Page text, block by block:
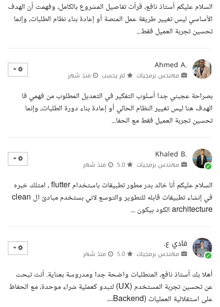
السلام عليكم أستاذ نافع، قرأت تفاصيل المشروع بالكامل، وفهمت أن الهدف
الأساسي ليس تغيير طريقة عمل المنصة أو إعادة بناء نظام الطلبات، وإنما
تحسين تجربة العميل فقط...
Ahmed A.
مهندس برمجيات لم يحسب منذ شهر
بصراحة عجبني جدا أسلوب التفكير في التعديل المطلوب من فهمي فا
الهدف هنا ليس تغيير النظام الحالي أو إعادة بناء دورة الطلبات، وإنما
تحسين تجربة العميل فقط مع الحفا...
Khaled B.
مهندس برمجيات منذ شهر
السلام عليكم أنا خالد بدر مطور تطبيقات باستخدام flutter ، امتلك خبره
في إنشاء تطبيقات قابله للتطوير والتوسع لاني بستخدم مبادئ ال clean
architecture الكود بيكون ...
فادي ع.
مهندس برمجيات منذ شهر
أهلا بك أستاذ نافع، المتطلبات واضحة جدا ومدروسة بعناية. أنت تبحث
عن تحسين تجربة المستخدم (UX) لتبدو كعملية شراء موحدة، مع الحفاظ
على استقلالية العمليات (Backend...